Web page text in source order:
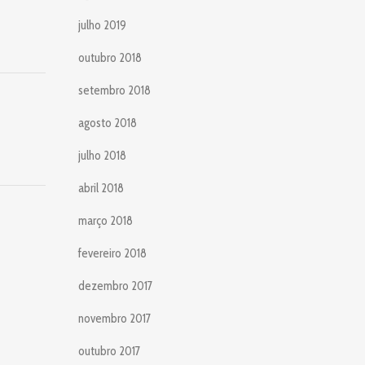
julho 2019
outubro 2018
setembro 2018
agosto 2018
julho 2018
abril 2018
março 2018
fevereiro 2018
dezembro 2017
novembro 2017
outubro 2017